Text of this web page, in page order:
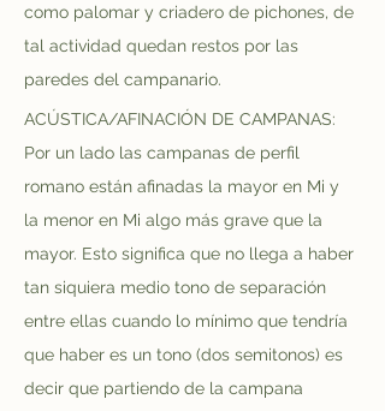
como palomar y criadero de pichones, de
tal actividad quedan restos por las
paredes del campanario.
ACÚSTICA/AFINACIÓN DE CAMPANAS:
Por un lado las campanas de perfil
romano están afinadas la mayor en Mi y
la menor en Mi algo más grave que la
mayor. Esto significa que no llega a haber
tan siquiera medio tono de separación
entre ellas cuando lo mínimo que tendría
que haber es un tono (dos semitonos) es
decir que partiendo de la campana